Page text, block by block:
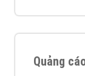
Quảng